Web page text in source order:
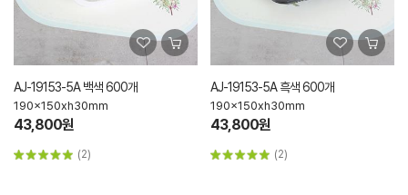
AJ-19153-5A 백색 600개
190x150xh30mm
43,800원
(2)
AJ-19153-5A 흑색 600개
190x150xh30mm
43,800원
(2)